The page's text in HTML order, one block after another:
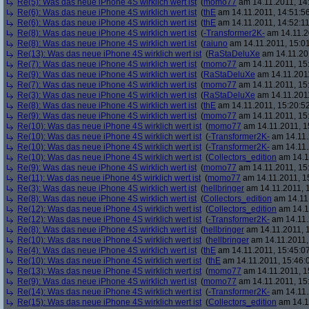
Re(5): Was das neue iPhone 4S wirklich wert ist (momo77 am 14.11.2011,
Re(6): Was das neue iPhone 4S wirklich wert ist (thE am 14.11.2011,
Re(6): Was das neue iPhone 4S wirklich wert ist (thE am 14.11.2011,
Re(8): Was das neue iPhone 4S wirklich wert ist (-Transformer2K- am
Re(8): Was das neue iPhone 4S wirklich wert ist (raiuno am 14.11.2011,
Re(13): Was das neue iPhone 4S wirklich wert ist (RaStaDeluXe am
Re(7): Was das neue iPhone 4S wirklich wert ist (momo77 am 14.11.2011,
Re(9): Was das neue iPhone 4S wirklich wert ist (RaStaDeluXe am
Re(7): Was das neue iPhone 4S wirklich wert ist (momo77 am 14.11.2011,
Re(3): Was das neue iPhone 4S wirklich wert ist (RaStaDeluXe am
Re(8): Was das neue iPhone 4S wirklich wert ist (thE am 14.11.2011,
Re(9): Was das neue iPhone 4S wirklich wert ist (momo77 am 14.11.2011,
Re(10): Was das neue iPhone 4S wirklich wert ist (momo77 am 14.11.2011,
Re(10): Was das neue iPhone 4S wirklich wert ist (-Transformer2K- am
Re(10): Was das neue iPhone 4S wirklich wert ist (-Transformer2K- am
Re(10): Was das neue iPhone 4S wirklich wert ist (Collectors_edition am
Re(9): Was das neue iPhone 4S wirklich wert ist (momo77 am 14.11.2011,
Re(11): Was das neue iPhone 4S wirklich wert ist (momo77 am 14.11.2011,
Re(3): Was das neue iPhone 4S wirklich wert ist (hellbringer am 14.11.2011,
Re(8): Was das neue iPhone 4S wirklich wert ist (Collectors_edition am
Re(12): Was das neue iPhone 4S wirklich wert ist (Collectors_edition am
Re(12): Was das neue iPhone 4S wirklich wert ist (-Transformer2K- am
Re(8): Was das neue iPhone 4S wirklich wert ist (hellbringer am 14.11.2011,
Re(10): Was das neue iPhone 4S wirklich wert ist (hellbringer am
Re(4): Was das neue iPhone 4S wirklich wert ist (thE am 14.11.2011,
Re(10): Was das neue iPhone 4S wirklich wert ist (thE am 14.11.2011,
Re(13): Was das neue iPhone 4S wirklich wert ist (momo77 am 14.11.2011,
Re(9): Was das neue iPhone 4S wirklich wert ist (momo77 am 14.11.2011,
Re(14): Was das neue iPhone 4S wirklich wert ist (-Transformer2K- am
Re(15): Was das neue iPhone 4S wirklich wert ist (Collectors_edition am